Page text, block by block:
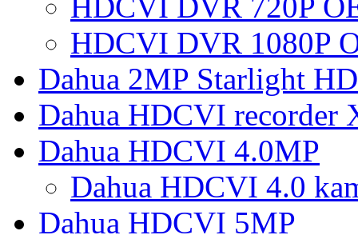
HDCVI DVR 1080P
Dahua 2MP Starlight
Dahua HDCVI recorder
Dahua HDCVI 4.0MP
Dahua HDCVI 4.0
Dahua HDCVI 5MP